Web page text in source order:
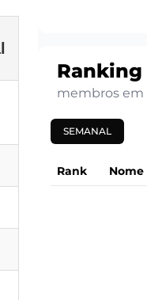
Ranking
membros em
SEMANAL
Rank Nome